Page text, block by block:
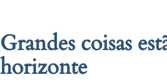
Grandes coisas
horizonte